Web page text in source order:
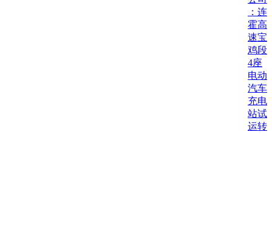
：连
霍高
速宝
鸡段
4座
电动
汽车
充电
站试
运转